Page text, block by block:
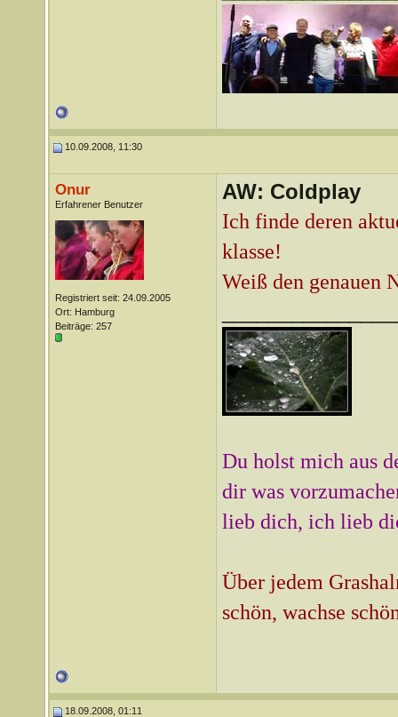
10.09.2008, 11:30
Onur
Erfahrener Benutzer
Registriert seit: 24.09.2005
Ort: Hamburg
Beiträge: 257
AW: Coldplay
Ich finde deren
klasse!
Weiß den genauen
Du holst mich aus
dir was
lieb dich, ich lieb
Über jedem
schön, wachse
18.09.2008, 01:11